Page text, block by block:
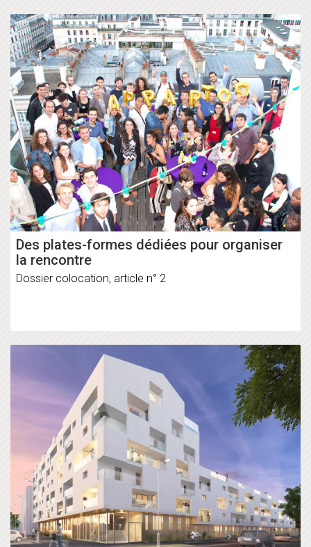
Des plates-formes dédiées pour organiser
la rencontre
Dossier colocation, article n° 2